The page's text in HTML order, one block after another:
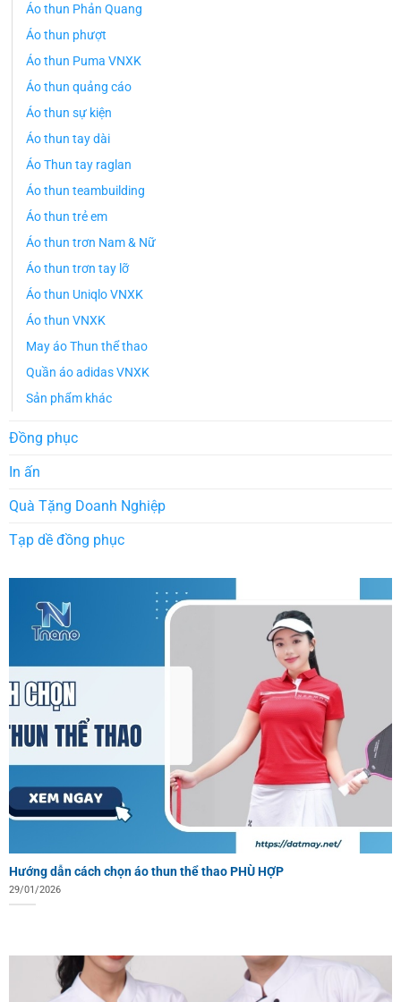
Áo thun Phản Quang
Áo thun phượt
Áo thun Puma VNXK
Áo thun quảng cáo
Áo thun sự kiện
Áo thun tay dài
Áo Thun tay raglan
Áo thun teambuilding
Áo thun trẻ em
Áo thun trơn Nam & Nữ
Áo thun trơn tay lỡ
Áo thun Uniqlo VNXK
Áo thun VNXK
May áo Thun thể thao
Quần áo adidas VNXK
Sản phẩm khác
Đồng phục
In ấn
Quà Tặng Doanh Nghiệp
Tạp dề đồng phục
Hướng dẫn cách chọn áo thun thể thao PHÙ HỢP
29/01/2026